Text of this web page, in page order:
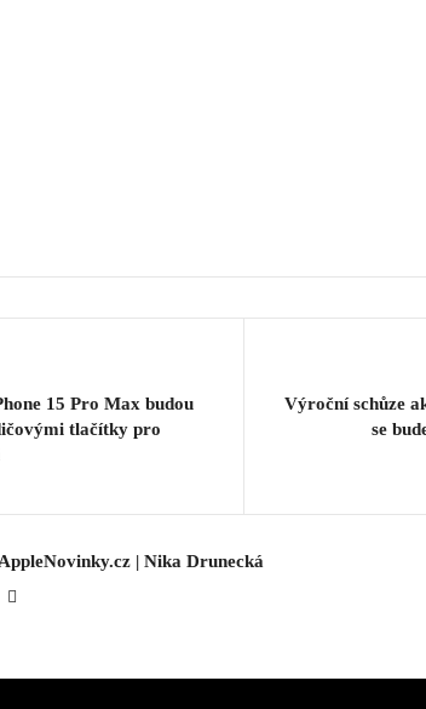
15 Pro Max budou
tlačítky pro
Výroční schůze
se
AppleNovinky.cz | Nika Drunecká